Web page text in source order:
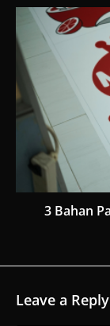
3 Bahan
Leave a Reply